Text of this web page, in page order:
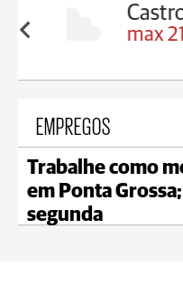
19°C
EMPREGOS
Trabalhe como
em Ponta
segunda